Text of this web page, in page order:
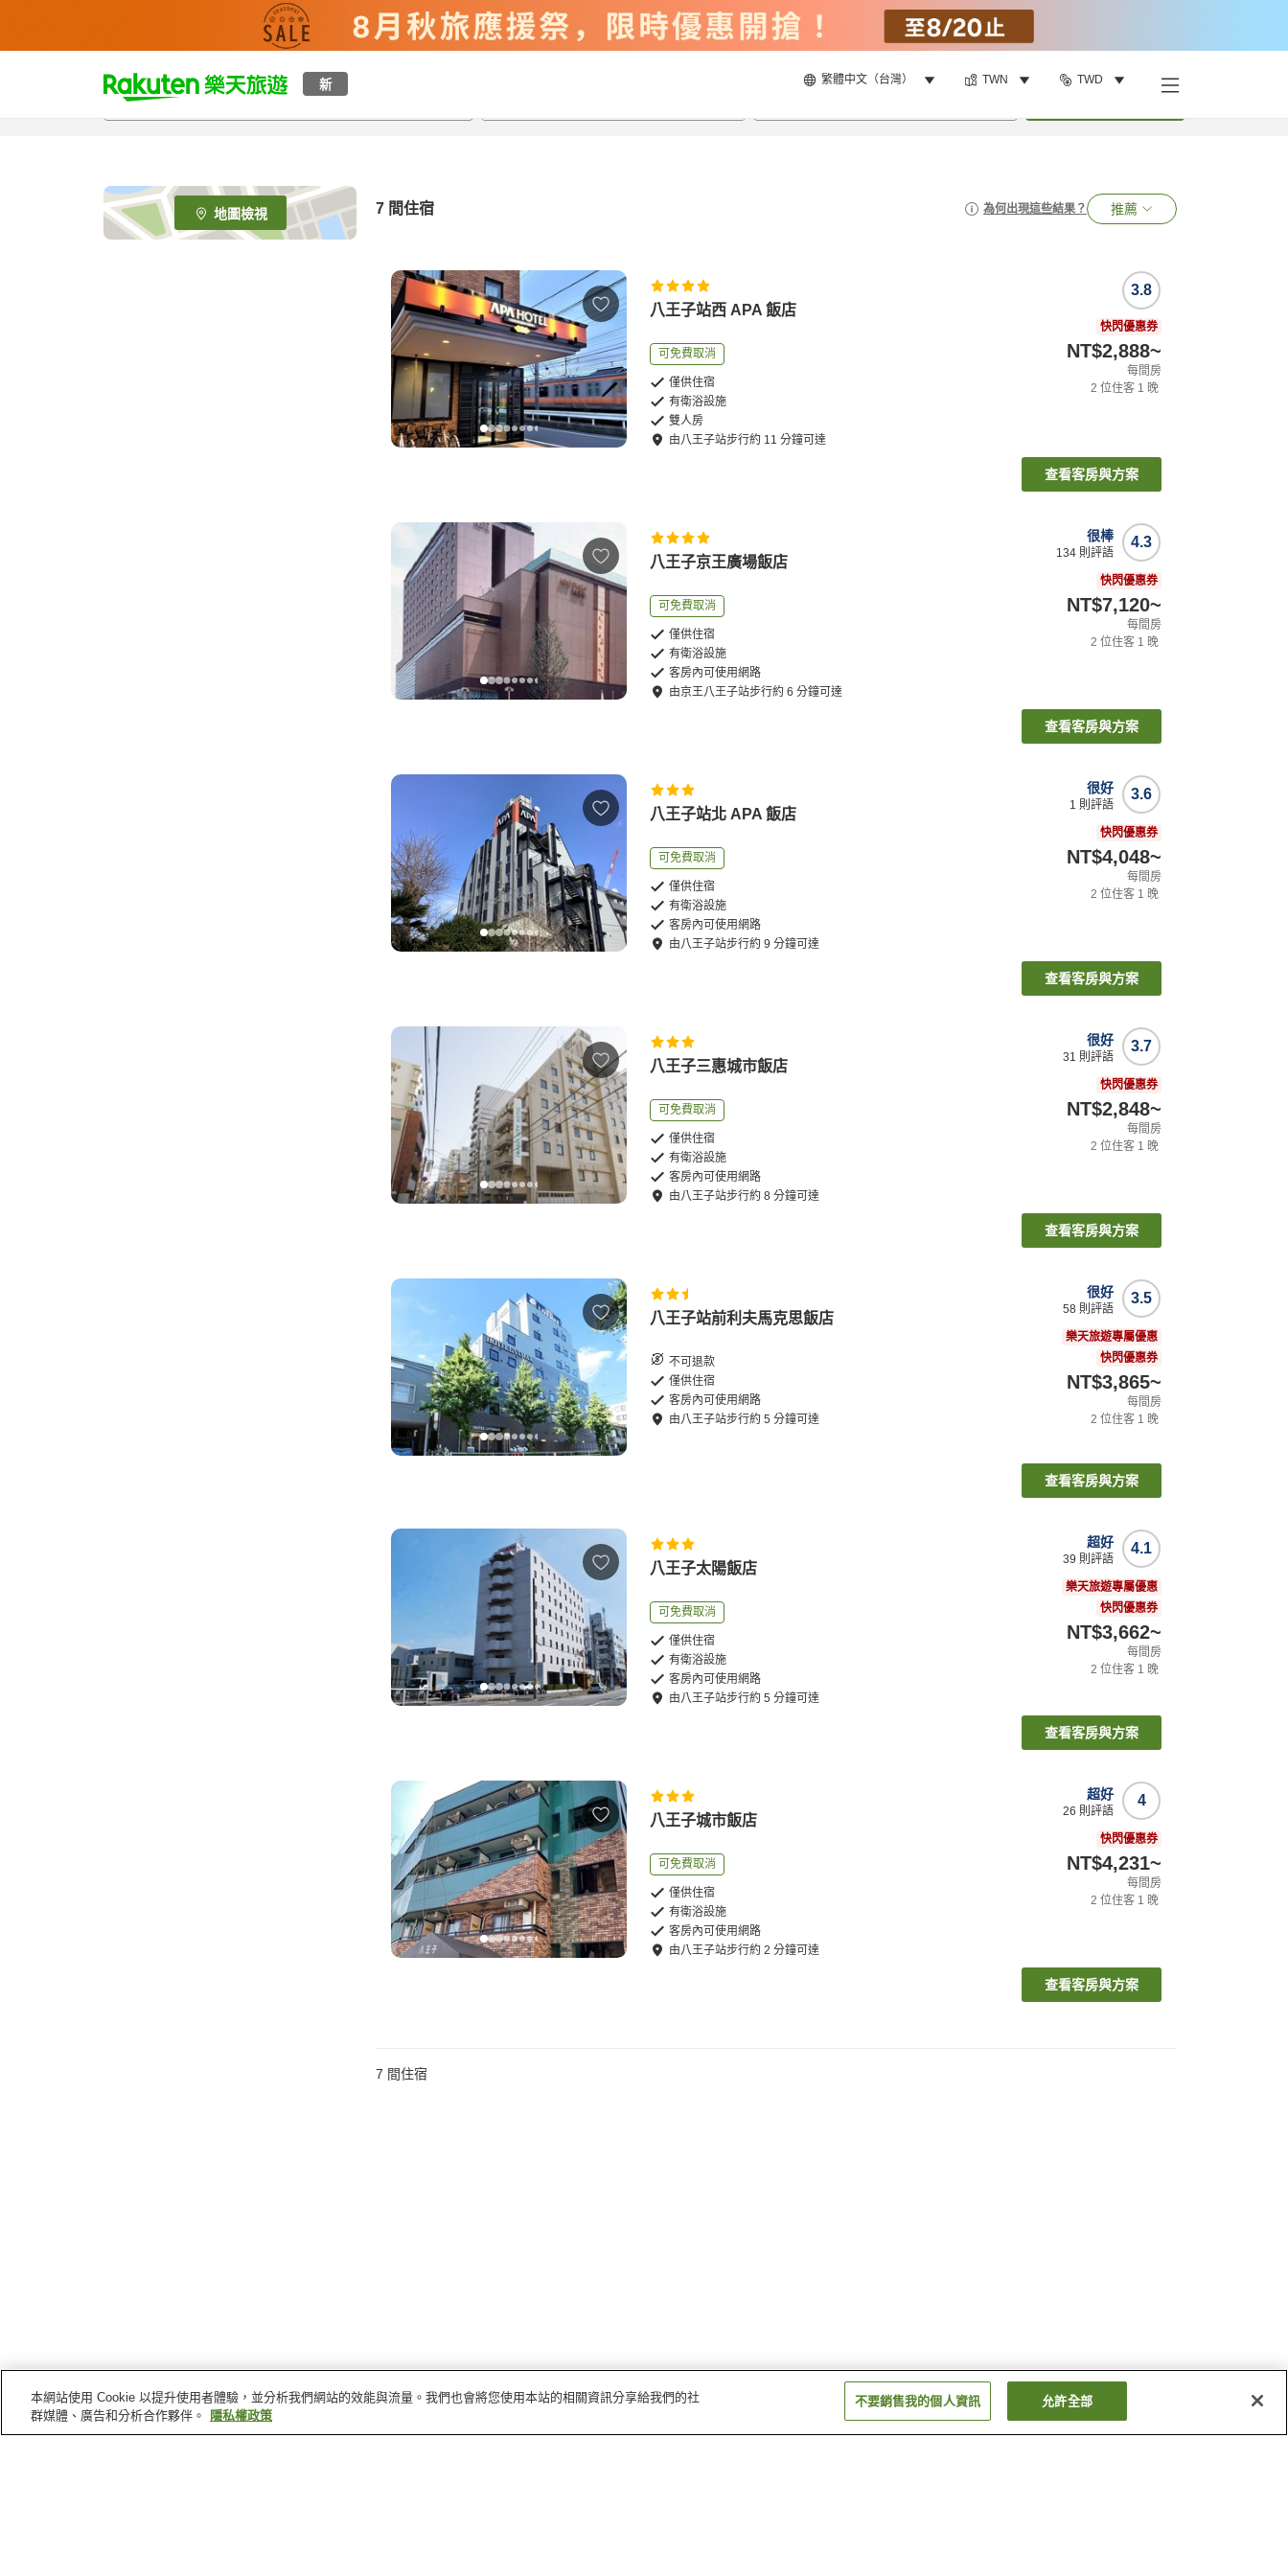
新 繁體中文（台灣） TWN TWD
t
p
e
_
s
地圖檢視 7 間住宿 為何出現這些結果？ 推薦
八王子站西 APA 飯店
可免費取消
僅供住宿
有衛浴設施
雙人房
由八王子站步行約 11 分鐘可達
3.8
快閃優惠券
NT$2,888~
每間房
2 位住客 1 晚
查看客房與方案
八王子京王廣場飯店
可免費取消
僅供住宿
有衛浴設施
客房內可使用網路
由京王八王子站步行約6 分鐘可達
4.3
很棒
134 則評語
快閃優惠券
NT$7,120~
每間房
2 位住客 1 晚
查看客房與方案
八王子站北 APA 飯店
可免費取消
僅供住宿
有衛浴設施
客房內可使用網路
由八王子站步行約9 分鐘可達
3.6
很好
1 則評語
快閃優惠券
NT$4,048~
每間房
2 位住客 1 晚
查看客房與方案
八王子三惠城市飯店
可免費取消
僅供住宿
有衛浴設施
客房內可使用網路
由八王子站步行約8 分鐘可達
3.7
很好
31 則評語
快閃優惠券
NT$2,848~
每間房
2 位住客 1 晚
查看客房與方案
八王子站前利夫馬克思飯店
不可退款
僅供住宿
客房內可使用網路
由八王子站步行約5 分鐘可達
3.5
很好
58 則評語
樂天旅遊專屬優惠
快閃優惠券
NT$3,865~
每間房
2 位住客 1 晚
查看客房與方案
八王子太陽飯店
可免費取消
僅供住宿
有衛浴設施
客房內可使用網路
由八王子站步行約5 分鐘可達
4.1
超好
39 則評語
樂天旅遊專屬優惠
快閃優惠券
NT$3,662~
每間房
2 位住客 1 晚
查看客房與方案
八王子城市飯店
可免費取消
僅供住宿
有衛浴設施
客房內可使用網路
由八王子站步行約2 分鐘可達
4
超好
26 則評語
快閃優惠券
NT$4,231~
每間房
2 位住客 1 晚
查看客房與方案
7 間住宿
本網站使用 Cookie 以提升使用者體驗，並分析我們網站的效能與流量。我們也會將您使用本站的相關資訊分享給我們的社
群媒體、廣告和分析合作夥伴。
隱私權政策
不要銷售我的個人資訊 允許全部